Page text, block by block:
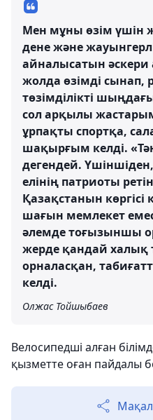
Мен мұны өзім үшін
дене және
айналысатын
жолда өзімді сынап,
төзімділікті
сол арқылы
ұрпақты спортқа,
шақырғым келді.
дегендей.
елінің патриоты
Қазақстанын көргісі
шағын мемлекет
әлемде тоғызыншы
жерде қандай халық
орналасқан,
келді.
Олжас Тойшыбаев
Велосипедші алған
қызметте оған пайдалы